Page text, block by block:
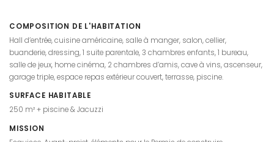
COMPOSITION DE L'HABITATION
Hall d’entrée, cuisine américaine, salle à manger, salon, cellier,
buanderie, dressing, 1 suite parentale, 3 chambres enfants, 1 bureau,
salle de jeux, home cinéma, 2 chambres d’amis, cave à vins, ascenseur,
garage triple, espace repas extérieur couvert, terrasse, piscine.
SURFACE HABITABLE
250 m² + piscine & Jacuzzi
MISSION